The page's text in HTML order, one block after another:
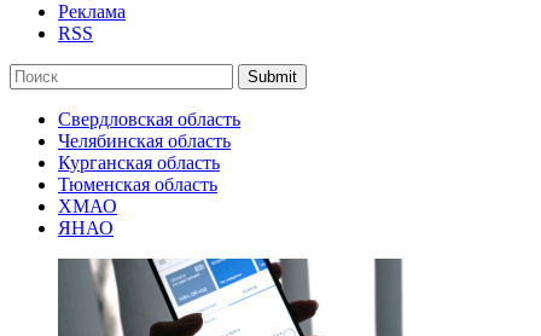
Реклама
RSS
Submit
Свердловская область
Челябинская область
Курганская область
Тюменская область
ХМАО
ЯНАО